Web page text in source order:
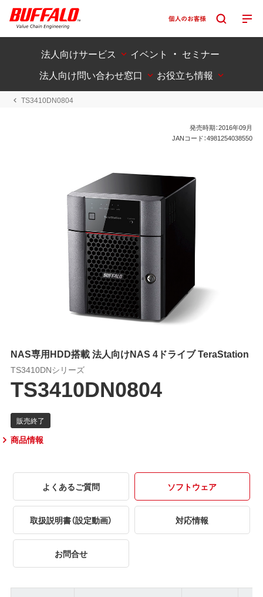
法人向けサービス
イベント ・ セミナー
法人向け問い合わせ窓口
お役立ち情報
TS3410DN0804
発売時期：2016年09月
JANコード：4981254038550
NAS専用HDD搭載 法人向けNAS 4ドライブ TeraStation
TS3410DNシリーズ
TS3410DN0804
商品情報
よくあるご質問 ソフトウェア
取扱説明書（設定動画） 対応情報
お問合せ